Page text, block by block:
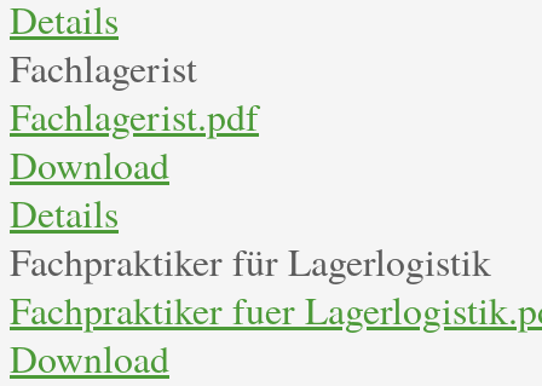
Details
Fachlagerist
Fachlagerist.pdf
Download
Details
Fachpraktiker für Lagerlogistik
Fachpraktiker fuer
Download